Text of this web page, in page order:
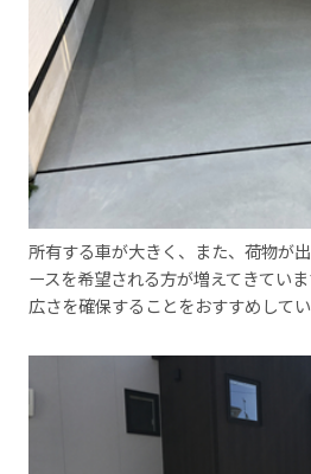
所有する車が大きく、また、荷物が
ースを希望される方が増えてきてい
広さを確保することをおすすめしてい